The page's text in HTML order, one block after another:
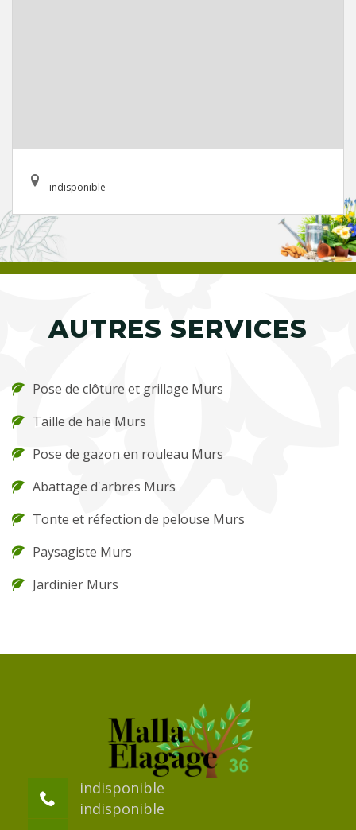
indisponible
AUTRES SERVICES
Pose de clôture et grillage Murs
Taille de haie Murs
Pose de gazon en rouleau Murs
Abattage d'arbres Murs
Tonte et réfection de pelouse Murs
Paysagiste Murs
Jardinier Murs
indisponible
indisponible